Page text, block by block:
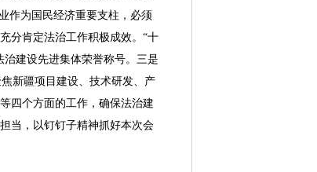
作为国民经济重要支柱，必须
分肯定法治工作积极成效。“十
建设先进集体荣誉称号。三是
新疆项目建设、技术研发、产
四个方面的工作，确保法治建
当，以钉钉子精神抓好本次会